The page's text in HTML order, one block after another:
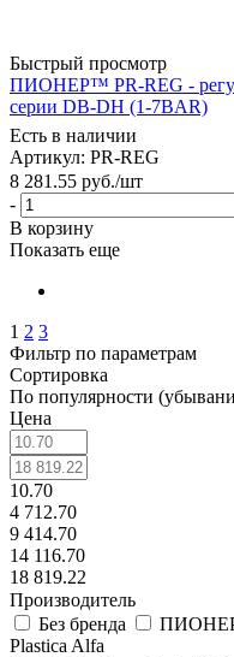
Быстрый просмотр
ПИОНЕР™ PR-REG -
серии DB-DH (1-7BAR)
Есть в наличии
Артикул: PR-REG
8 281.55 руб./шт
-
В корзину
Показать еще
1 2 3
Фильтр по параметрам
Сортировка
По популярности
Цена
10.70
4 712.70
9 414.70
14 116.70
18 819.22
Производитель
Без бренда
ПИОНЕР
Plastica Alfa